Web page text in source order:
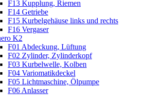
F13 Kupplung, Riemen
F14 Getriebe
F15 Kurbelgehäuse links und rechts
F16 Vergaser
K2
F01 Abdeckung, Lüftung
F02 Zylinder, Zylinderkopf
F03 Kurbelwelle, Kolben
F04 Variomatikdeckel
F05 Lichtmaschine, Ölpumpe
F06 Anlasser